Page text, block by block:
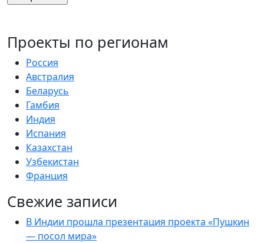
Проекты по регионам
Россия
Австралия
Беларусь
Гамбия
Индия
Испания
Казахстан
Узбекистан
Франция
Свежие записи
В Индии прошла презентация проекта «Пушкин
— посол мира»